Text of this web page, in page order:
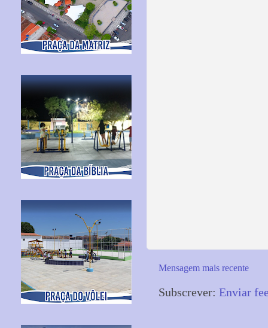
Mensagem mais recente
Subscrever: Enviar